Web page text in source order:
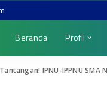
Beranda Profil
IPNU-IPPNU